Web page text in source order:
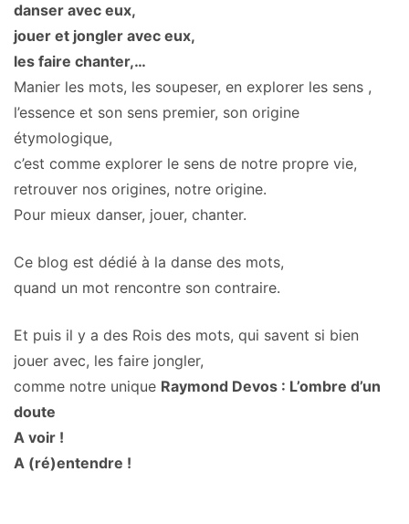
danser avec eux,
jouer et jongler avec eux,
les faire chanter,…
Manier les mots, les soupeser, en explorer les sens ,
l’essence et son sens premier, son origine
étymologique,
c’est comme explorer le sens de notre propre vie,
retrouver nos origines, notre origine.
Pour mieux danser, jouer, chanter.
Ce blog est dédié à la danse des mots,
quand un mot rencontre son contraire.
Et puis il y a des Rois des mots, qui savent si bien
jouer avec, les faire jongler,
comme notre unique Raymond Devos : L’ombre d’un
doute
A voir !
A (ré)entendre !